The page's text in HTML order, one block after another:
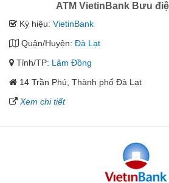
ATM VietinBank Bưu
Ký hiệu: VietinBank
Quận/Huyện: Đà Lạt
Tỉnh/TP: Lâm Đồng
14 Trần Phú, Thành phố Đà Lạt
Xem chi tiết